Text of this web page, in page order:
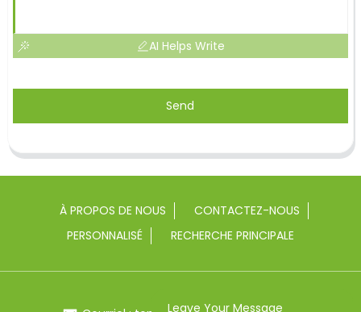
AI Helps Write
Send
À PROPOS DE NOUS
CONTACTEZ-NOUS
PERSONNALISÉ
RECHERCHE PRINCIPALE
Leave Your Message